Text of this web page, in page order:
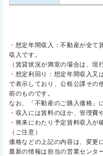
・想定年間収入：不動産が全
収入です。
（賃貸状況が満室の場合は、現
・想定利回り：想定年間収入
で表示しており、公租公課その
前のものです。
なお、「不動産のご購入価格」
・収入には賃料のほか、管理費
・将来にわたり予定賃料収入が
（ご注意）
価格などの上記の内容は、変更
最新の情報は担当の営業センタ